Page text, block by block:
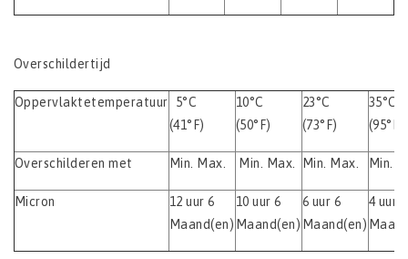
Overschildertijd
Oppervlaktetemperatuur
5°C
(41°F)
10°C
(50°F)
23°C
(73°F)
35°C
(95°F)
Overschilderen met Min. Max. Min. Max. Min. Max. Min.
Micron
12 uur 6
Maand(en)
10 uur 6
Maand(en)
6 uur 6
Maand(en)
4 uur 3